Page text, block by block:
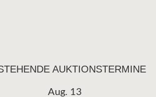
AUKTIONSTERMINE
Aug. 13